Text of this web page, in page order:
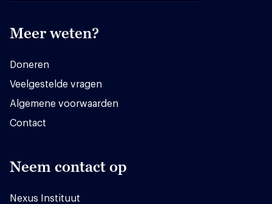
Meer weten?
Doneren
Veelgestelde vragen
Algemene voorwaarden
Contact
Neem contact op
Nexus Instituut